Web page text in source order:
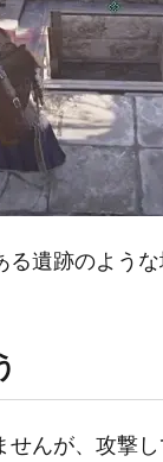
遺跡のような
せんが、攻撃